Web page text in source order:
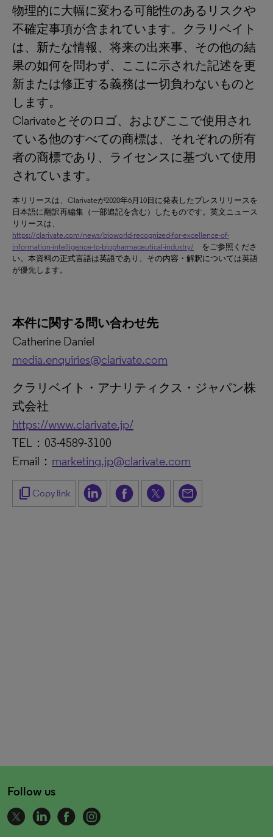
物理的に大幅に変わる可能性のあるリスクや
不確定事項が含まれています。クラリベイト
は、新たな情報、将来の出来事、その他の結
果の如何を問わず、ここに示された記述を更
新または修正する義務は一切負わないものと
します。
Clarivateとそのロゴ、およびここで使用され
ている他のすべての商標は、それぞれの所有
者の商標であり、ライセンスに基づいて使用
されています。
本リリースは、Clarivateが2020年6月10日に発表したプレスリリースを
日本語に翻訳再編集（一部追記を含む）したものです。英文ニュース
リリースは、
https://clarivate.com/news/bioworld-recognized-for-excellence-of-
information-intelligence-to-biopharmaceutical-industry/ をご参照くださ
い。本資料の正式言語は英語であり、その内容・解釈については英語
が優先します。
本件に関する問い合わせ先
Catherine Daniel
media.enquiries@clarivate.com
クラリベイト・アナリティクス・ジャパン株
式会社
https://www.clarivate.jp/
TEL：03-4589-3100
Email： marketing.jp@clarivate.com
content_copy Copy link
Follow us